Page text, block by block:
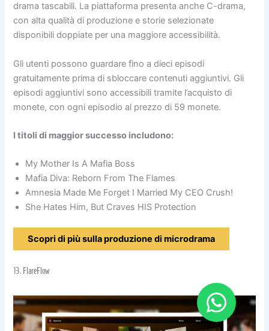
drama tascabili. La piattaforma presenta anche C-drama,
con alta qualità di produzione e storie selezionate
disponibili doppiate per una maggiore accessibilità.
Gli utenti possono guardare fino a dieci episodi
gratuitamente prima di sbloccare contenuti aggiuntivi. Gli
episodi aggiuntivi sono accessibili tramite l’acquisto di
monete, con ogni episodio al prezzo di 59 monete.
I titoli di maggior successo includono:
My Mother Is A Mafia Boss
Mafia Diva: Reborn From The Flames
Amnesia Made Me Forget I Married My CEO Crush!
She Hates Him, But Craves HIS Protection
Scopri di più sulla produzione di microdrama
13. FlareFlow